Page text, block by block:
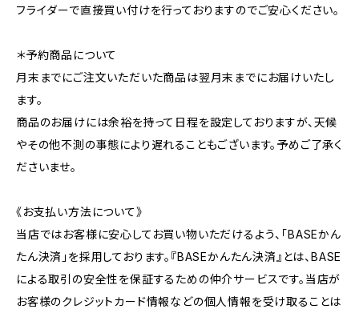
フライダーで直接買い付けを行っておりますのでご安心ください。
＊予約商品について
月末までにご注文いただいた商品は翌月末までにお届けいたし
ます。
商品のお届けには余裕を持って日程を設定しておりますが、天候
やその他不測の事態により遅れることもございます。予めご了承く
ださいませ。
《お支払い方法について》
当店ではお客様に安心してお買い物いただけるよう、「BASEかん
たん決済」を採用しております。『BASEかんたん決済』とは、BASE
による取引の安全性を保証するための仲介サービスです。当店が
お客様のクレジットカード情報などの個人情報を受け取ることは